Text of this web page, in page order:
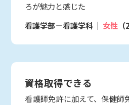
ろが魅力と感じた
看護学部－看護学科
女性
資格取得できる
看護師免許に加えて、保健師